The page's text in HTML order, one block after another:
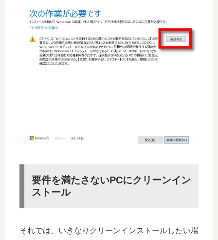
要件を満たさないPCにクリーンイン
ストール
それでは、いきなりクリーンインストールしたい場